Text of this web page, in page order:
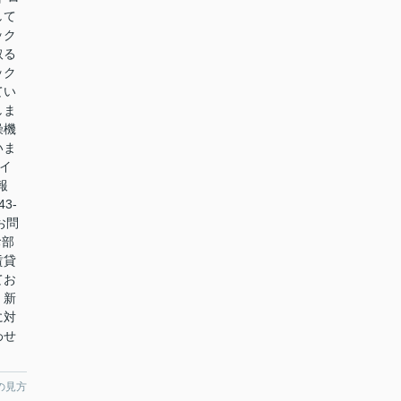
て
い
機
問
貸
お
新
対
せ
見方